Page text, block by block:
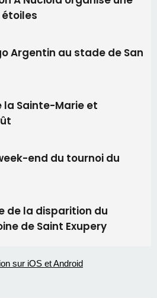
end du tournoi du
de la disparition du
de Saint Exupery
Miss Corse 2026
pas avant 2081
s'installer en Corse pour
spectacle ?
dans les restaurants
au faux vendeur de